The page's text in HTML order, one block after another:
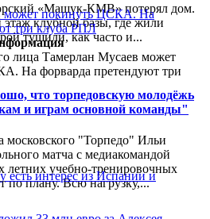
«Машук-КМВ» потерял дом.
клубной базы, где жили
тушили, как часто и...
что торпедовскую молодёжь
и играм основной команды"
"Торпедо" Ильи
матча с медиакомандой
учебно-тренировочных
плану. Всю нагрузку,...
лица Тамерлан Мусаев может
На форварда претендуют три
интерес из Испании и